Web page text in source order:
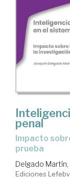
penal
Impacto sobre los delitos, la investigación y la
prueba
Delgado Martín,
Ediciones